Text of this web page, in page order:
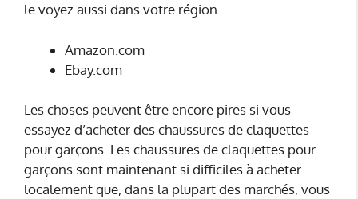
le voyez aussi dans votre région.
Amazon.com
Ebay.com
Les choses peuvent être encore pires si vous
essayez d’acheter des chaussures de claquettes
pour garçons. Les chaussures de claquettes pour
garçons sont maintenant si difficiles à acheter
localement que, dans la plupart des marchés, vous